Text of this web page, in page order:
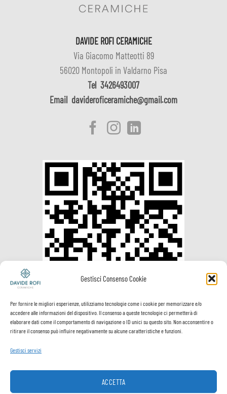
Gestisci Consenso Cookie
Per fornire le migliori esperienze, utilizziamo tecnologie come i cookie per memorizzare e/o
accedere alle informazioni del dispositivo. Il consenso a queste tecnologie ci permetterà di
elaborare dati come il comportamento di navigazione o ID unici su questo sito. Non acconsentire o
ritirare il consenso può influire negativamente su alcune caratteristiche e funzioni.
Gestisci servizi
ACCETTA
DAVIDE ROFI CERAMICHE
Via Giacomo Matteotti 89
56020 Montopoli in Valdarno Pisa
Tel 3426493007
Email davideroficeramiche@gmail.com
Visa PayPal MasterCardPostepay VeriSign Visa
Termini e